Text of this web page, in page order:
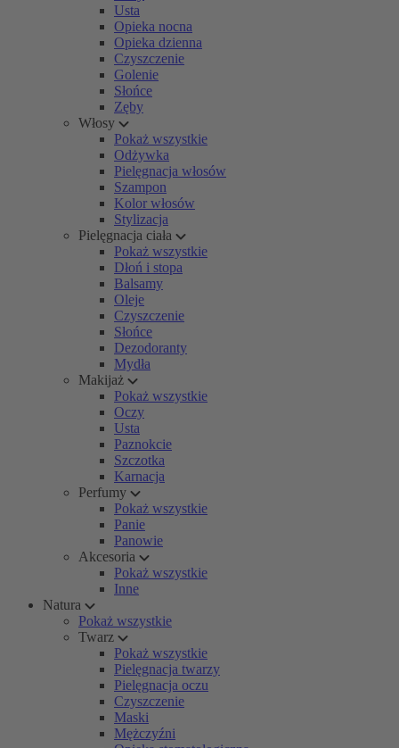
Usta
Opieka nocna
Opieka dzienna
Czyszczenie
Golenie
Słońce
Zęby
Włosy
Pokaż wszystkie
Odżywka
Pielęgnacja włosów
Szampon
Kolor włosów
Stylizacja
Pielęgnacja ciała
Pokaż wszystkie
Dłoń i stopa
Balsamy
Oleje
Czyszczenie
Słońce
Dezodoranty
Mydła
Makijaż
Pokaż wszystkie
Oczy
Usta
Paznokcie
Szczotka
Karnacja
Perfumy
Pokaż wszystkie
Panie
Panowie
Akcesoria
Pokaż wszystkie
Inne
Natura
Pokaż wszystkie
Twarz
Pokaż wszystkie
Pielęgnacja twarzy
Pielęgnacja oczu
Czyszczenie
Maski
Mężczyźni